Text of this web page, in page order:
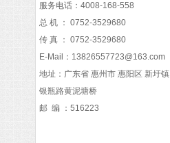
服务电话：4008-168-558
总 机 ： 0752-3529680
传 真 ： 0752-3529680
E-Mail：13826557723@163.com
地址：广东省 惠州市 惠阳区 新圩镇
银瓶路黄泥塘桥
邮 编 ：516223